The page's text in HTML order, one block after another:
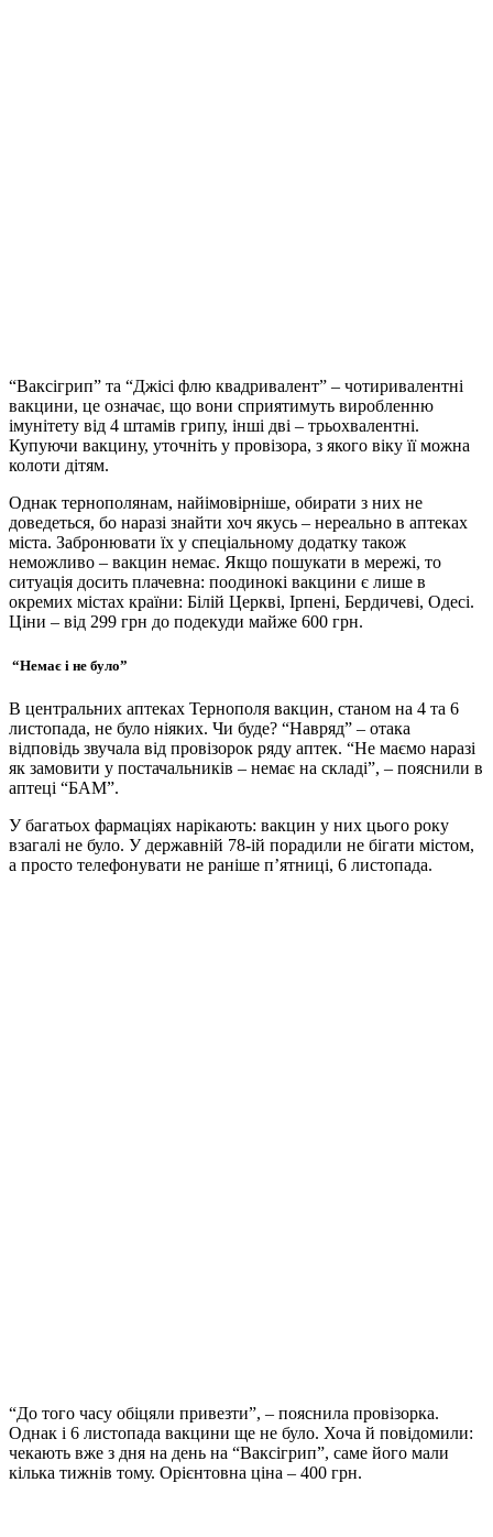
“Ваксігрип” та “Джісі флю квадривалент” – чотиривалентні
вакцини, це означає, що вони сприятимуть виробленню
імунітету від 4 штамів грипу, інші дві – трьохвалентні.
Купуючи вакцину, уточніть у провізора, з якого віку її можна
колоти дітям.
Однак тернополянам, найімовірніше, обирати з них не
доведеться, бо наразі знайти хоч якусь – нереально в аптеках
міста. Забронювати їх у спеціальному додатку також
неможливо – вакцин немає. Якщо пошукати в мережі, то
ситуація досить плачевна: поодинокі вакцини є лише в
окремих містах країни: Білій Церкві, Ірпені, Бердичеві, Одесі.
Ціни – від 299 грн до подекуди майже 600 грн.
“Немає і не було”
В центральних аптеках Тернополя вакцин, станом на 4 та 6
листопада, не було ніяких. Чи буде? “Навряд” – отака
відповідь звучала від провізорок ряду аптек. “Не маємо наразі
як замовити у постачальників – немає на складі”, – пояснили в
аптеці “БАМ”.
У багатьох фармаціях нарікають: вакцин у них цього року
взагалі не було. У державній 78-ій порадили не бігати містом,
а просто телефонувати не раніше п’ятниці, 6 листопада.
“До того часу обіцяли привезти”, – пояснила провізорка.
Однак і 6 листопада вакцини ще не було. Хоча й повідомили:
чекають вже з дня на день на “Ваксігрип”, саме його мали
кілька тижнів тому. Орієнтовна ціна – 400 грн.